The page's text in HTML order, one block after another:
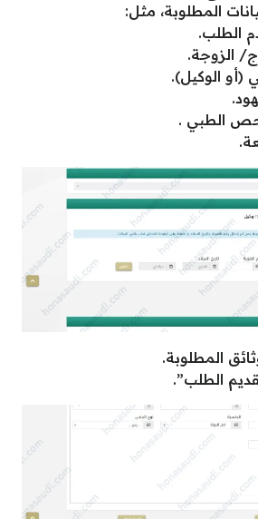
المطلوبة، مثل:
الطلب.
الزوجة.
(أو الوكيل).
الطبي .
المطلوبة.
الطلب”.